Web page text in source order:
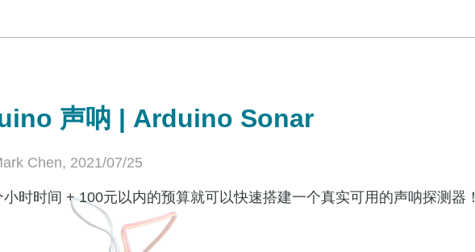
声呐 | Arduino Sonar
Chen, 2021/07/25
小时时间 + 100元以内的预算就可以快速搭建一个真实可用的声呐探测器！